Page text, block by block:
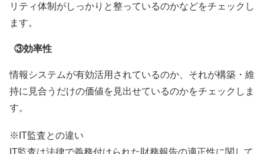
リティ体制がしっかりと整っているのかなどをチェックし
ます。
③効率性
情報システムが有効活用されているのか、それが構築・維
持に見合うだけの価値を見出せているのかをチェックしま
す。
※IT監査との違い